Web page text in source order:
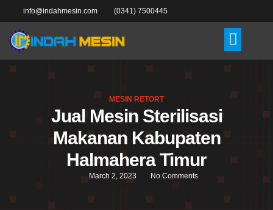
info@indahmesin.com (0341) 7500445
MESIN RETORT
Jual Mesin Sterilisasi
Makanan Kabupaten
Halmahera Timur
March 2, 2023 No Comments